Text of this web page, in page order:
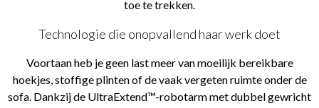
toe te trekken.
Technologie die onopvallend haar werk doet
Voortaan heb je geen last meer van moeilijk bereikbare
hoekjes, stoffige plinten of de vaak vergeten ruimte onder de
sofa. Dankzij de UltraExtend™-robotarm met dubbel gewricht